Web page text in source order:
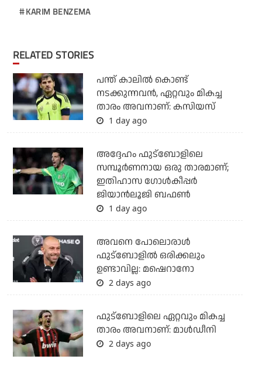
KARIM BENZEMA
RELATED STORIES
പന്ത് കാലില്‍ കൊണ്ട്
നടക്കുന്നവന്‍, ഏറ്റവും മികച്ച
താരം അവനാണ്: കസിയസ്
1 day ago
അദ്ദേഹം ഫുട്‌ബോളിലെ
സമ്പൂര്‍ണനായ ഒരു താരമാണ്;
ഇതിഹാസ ഗോള്‍കീപ്പര്‍
ജിയാന്‍ലൂജി ബഫണ്‍
1 day ago
അവനെ പോലൊരാൾ
ഫുട്ബോളിൽ ഒരിക്കലും
ഉണ്ടാവില്ല: മഷെറാനോ
2 days ago
ഫുട്‌ബോളിലെ ഏറ്റവും മികച്ച
താരം അവനാണ്: മാള്‍ഡീനി
2 days ago